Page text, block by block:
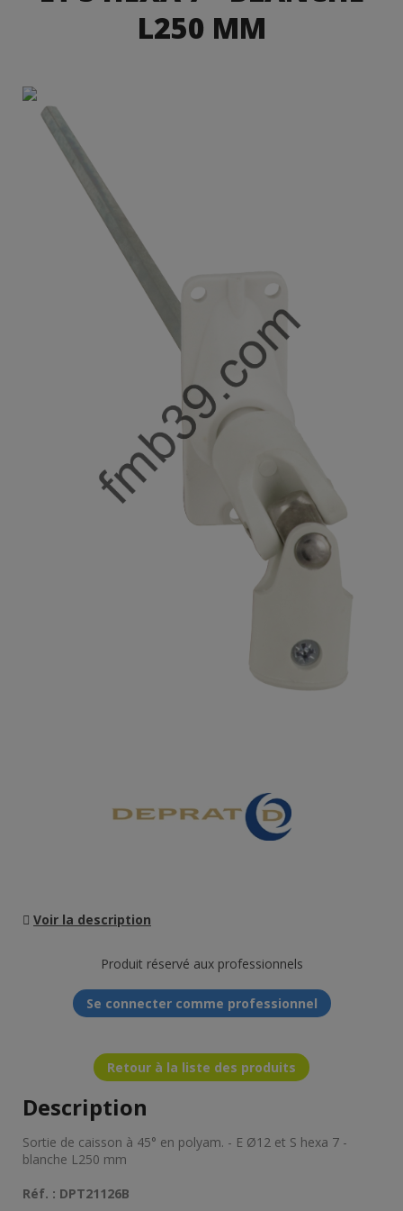
L250 MM
Voir la description
Produit réservé aux professionnels
Se connecter comme professionnel
Retour à la liste des produits
Description
Sortie de caisson à 45° en polyam. - E Ø12 et S hexa 7 -
blanche L250 mm
Réf. : DPT21126B